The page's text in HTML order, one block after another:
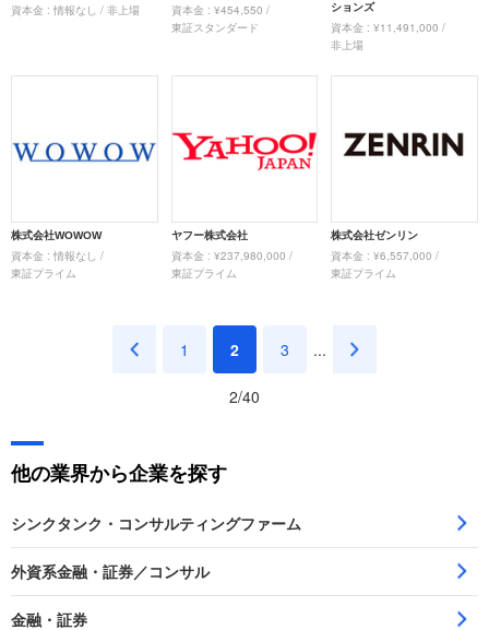
資本金 : 情報なし / 非上場
資本金 : ¥454,550 /
東証スタンダード
ションズ
資本金 : ¥11,491,000 /
非上場
株式会社WOWOW
資本金 : 情報なし /
東証プライム
ヤフー株式会社
資本金 : ¥237,980,000 /
東証プライム
株式会社ゼンリン
資本金 : ¥6,557,000 /
東証プライム
< 1 2 3 ... >
2/40
他の業界から企業を探す
シンクタンク・コンサルティングファーム
外資系金融・証券／コンサル
金融・証券